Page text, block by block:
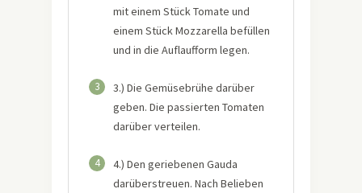
mit einem Stück Tomate und
einem Stück Mozzarella befüllen
und in die Auflaufform legen.
3
3.) Die Gemüsebrühe darüber
geben. Die passierten Tomaten
darüber verteilen.
4
4.) Den geriebenen Gauda
darüberstreuen. Nach Belieben